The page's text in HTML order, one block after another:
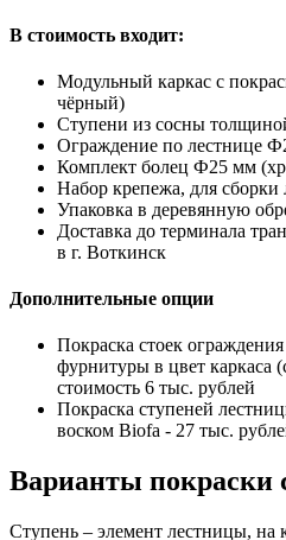
В стоимость входит:
Модульный каркас с
чёрный)
Ступени из сосны
Ограждение по лестнице
Комплект болец Ф25 мм
Набор крепежа, для сборки
Упаковка в деревянную
Доставка до терминала
в г. Воткинск
Дополнительные опции
Покраска стоек
фурнитуры в цвет каркаса
стоимость 6 тыс. рублей
Покраска ступеней
воском Biofa - 27 тыс.
Варианты покраски
Ступень – элемент лестницы, на